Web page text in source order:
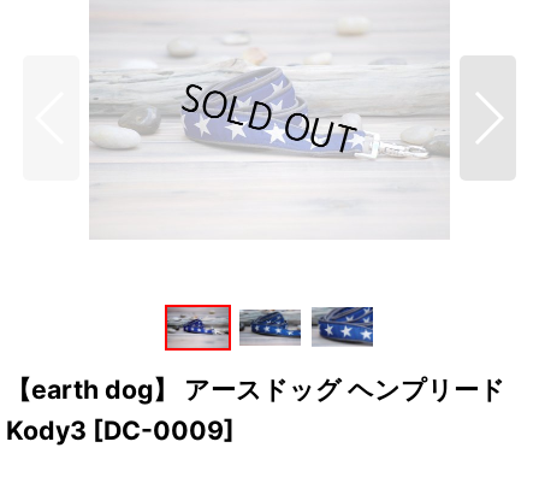
【earth dog】 アースドッグ ヘンプリード
Kody3 [DC-0009]